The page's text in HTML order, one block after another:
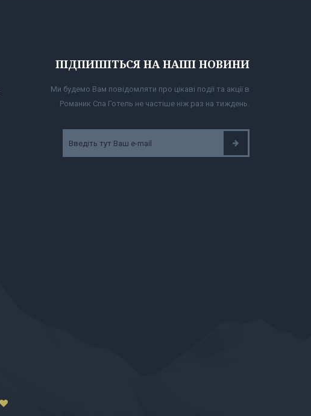
ПІДПИШІТЬСЯ НА НАШІ НОВИНИ
Ми будемо Вам повідомляти про цікаві події та акції в
Романик Спа Готель не частіше ніж раз на тиждень.